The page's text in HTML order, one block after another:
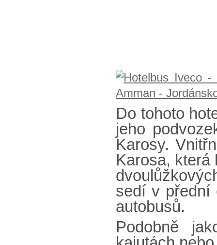
Do tohoto
jeho
Karosy.
Karosa, která
sedí v přední
autobusů.
Podobně